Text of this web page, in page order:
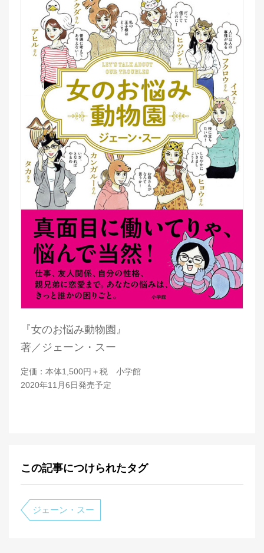
『女のお悩み動物園』
著／ジェーン・スー
定価：本体1,500円＋税 小学館
2020年11月6日発売予定
この記事につけられたタグ
ジェーン・スー